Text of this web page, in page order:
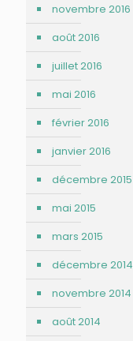
novembre 2016
août 2016
juillet 2016
mai 2016
février 2016
janvier 2016
décembre 2015
mai 2015
mars 2015
décembre 2014
novembre 2014
août 2014